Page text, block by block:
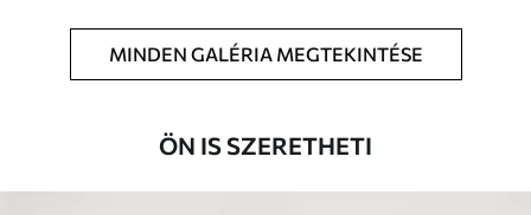
Elérhető anyagok
MINDEN GALÉRIA MEGTEKINTÉSE
ÖN IS SZERETHETI